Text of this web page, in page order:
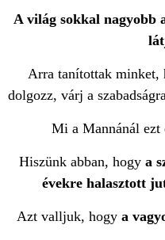
A világ sokkal nagyobb
Arra tanítottak minket,
dolgozz, várj a
Mi a Mannánál ezt
Hiszünk abban, hogy a
évekre halasztott
Azt valljuk, hogya